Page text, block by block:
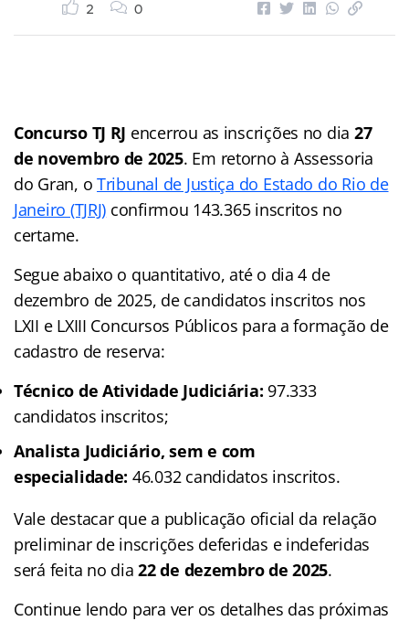
2 0
Concurso TJ RJ encerrou as inscrições no dia 27
de novembro de 2025. Em retorno à Assessoria
do Gran, oTribunal de Justiça do Estado do Rio de
Janeiro (TJRJ) confirmou 143.365 inscritos no
certame.
Segue abaixo o quantitativo, até o dia 4 de
dezembro de 2025, de candidatos inscritos nos
LXII e LXIII Concursos Públicos para a formação de
cadastro de reserva:
Técnico de Atividade Judiciária: 97.333
candidatos inscritos;
Analista Judiciário, sem e com
especialidade: 46.032 candidatos inscritos.
Vale destacar que a publicação oficial da relação
preliminar de inscrições deferidas e indeferidas
será feita no dia22 de dezembro de 2025.
Continue lendo para ver os detalhes das próximas